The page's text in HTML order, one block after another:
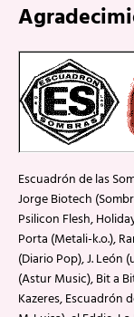
Escuadrón de las
Jorge Biotech
Psilicon Flesh,
Porta (Metali-k.o.),
(Diario Pop), J. León
(Astur Music), Bit a
Kazeres, Escuadrón